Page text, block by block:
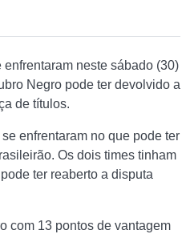
neste sábado (30)
Negro pode ter devolvido a
de títulos.
enfrentaram no que pode ter
Os dois times tinham
ter reaberto a disputa
com 13 pontos de vantagem